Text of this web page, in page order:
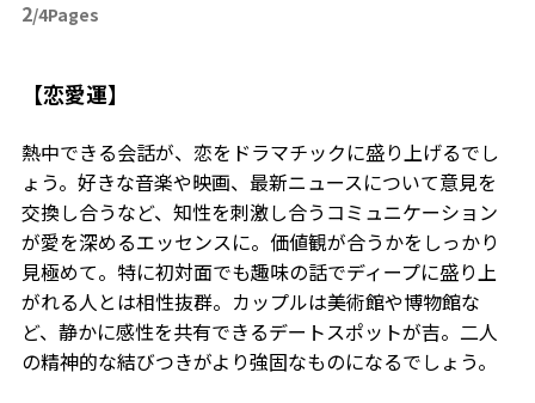
2/4Pages
【恋愛運】
熱中できる会話が、恋をドラマチックに盛り上げるでし
ょう。好きな音楽や映画、最新ニュースについて意見を
交換し合うなど、知性を刺激し合うコミュニケーション
が愛を深めるエッセンスに。価値観が合うかをしっかり
見極めて。特に初対面でも趣味の話でディープに盛り上
がれる人とは相性抜群。カップルは美術館や博物館な
ど、静かに感性を共有できるデートスポットが吉。二人
の精神的な結びつきがより強固なものになるでしょう。